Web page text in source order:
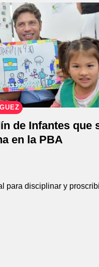
de Infantes que
en la PBA